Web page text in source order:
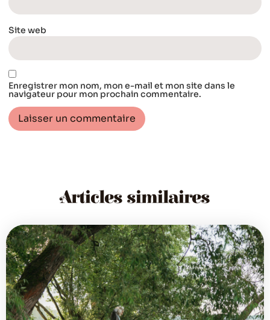
Site web
Enregistrer mon nom, mon e-mail et mon site dans le
navigateur pour mon prochain commentaire.
Articles similaires